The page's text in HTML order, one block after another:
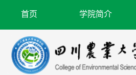
首页 学院简介